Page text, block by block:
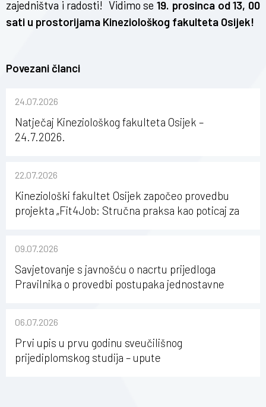
zajedništva i radosti! Vidimo se19. prosinca od 13, 00
sati u prostorijama Kineziološkog fakulteta Osijek!
Povezani članci
24.07.2026
Natječaj Kineziološkog fakulteta Osijek –
24.7.2026.
22.07.2026
Kineziološki fakultet Osijek započeo provedbu
projekta „Fit4Job: Stručna praksa kao poticaj za
09.07.2026
Savjetovanje s javnošću o nacrtu prijedloga
Pravilnika o provedbi postupaka jednostavne
Osijeku
06.07.2026
Prvi upis u prvu godinu sveučilišnog
prijediplomskog studija – upute